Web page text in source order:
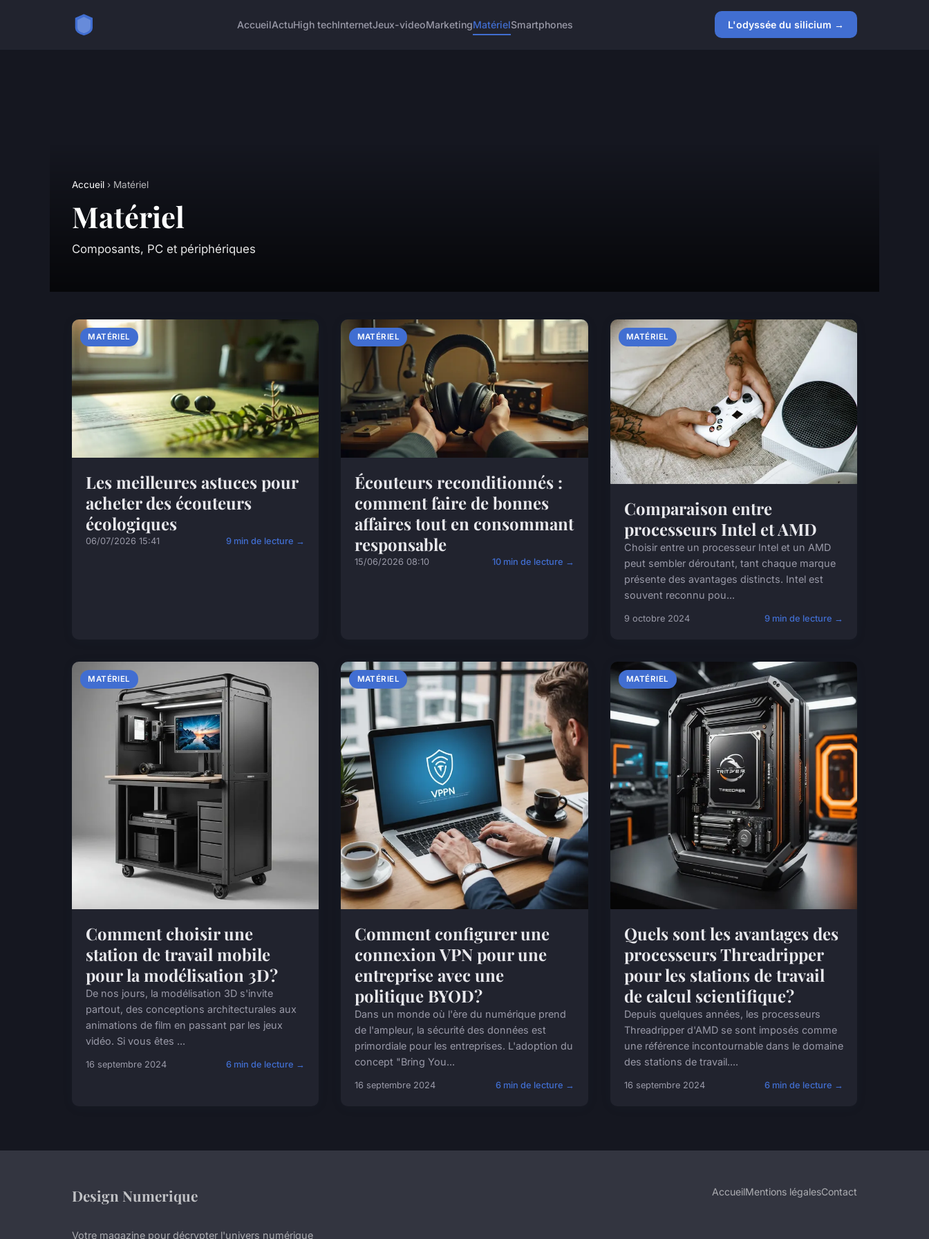
AccueilActuHigh techInternetJeux-videoMarketingMatérielSmartphones L'odyssée du silicium →
Accueil › Matériel
Matériel
Composants, PC et périphériques
MATÉRIEL
Les meilleures astuces pour
acheter des écouteurs
écologiques
06/07/2026 15:41 9 min de lecture →
MATÉRIEL
Écouteurs reconditionnés :
comment faire de bonnes
affaires tout en consommant
responsable
15/06/2026 08:10 10 min de lecture →
MATÉRIEL
Comparaison entre
processeurs Intel et AMD
Choisir entre un processeur Intel et un AMD
peut sembler déroutant, tant chaque marque
présente des avantages distincts. Intel est
souvent reconnu pou...
9 octobre 2024 9 min de lecture →
MATÉRIEL
Comment choisir une
station de travail mobile
pour la modélisation 3D?
De nos jours, la modélisation 3D s'invite
partout, des conceptions architecturales aux
animations de film en passant par les jeux
vidéo. Si vous êtes ...
16 septembre 2024 6 min de lecture →
MATÉRIEL
Comment configurer une
connexion VPN pour une
entreprise avec une
politique BYOD?
Dans un monde où l'ère du numérique prend
de l'ampleur, la sécurité des données est
primordiale pour les entreprises. L'adoption du
concept "Bring You...
16 septembre 2024 6 min de lecture →
MATÉRIEL
Quels sont les avantages des
processeurs Threadripper
pour les stations de travail
de calcul scientifique?
Depuis quelques années, les processeurs
Threadripper d'AMD se sont imposés comme
une référence incontournable dans le domaine
des stations de travail....
16 septembre 2024 6 min de lecture →
Design Numerique
Votre magazine pour décrypter l'univers numérique
AccueilMentions légalesContact